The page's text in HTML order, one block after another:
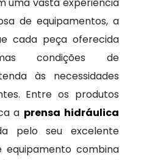
de equipamentos, a
cada peça oferecida
condições de
às necessidades
Entre os produtos
a prensa hidráulica
pelo seu excelente
equipamento combina